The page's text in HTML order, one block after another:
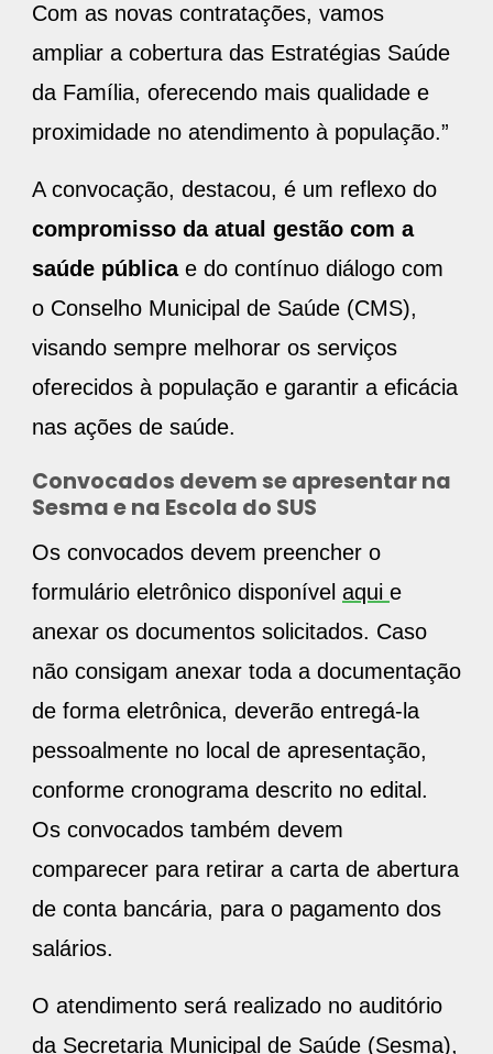
Com as novas contratações, vamos
ampliar a cobertura das Estratégias Saúde
da Família, oferecendo mais qualidade e
proximidade no atendimento à população.”
A convocação, destacou, é um reflexo do
compromisso da atual gestão com a
saúde públicae do contínuo diálogo com
o Conselho Municipal de Saúde (CMS),
visando sempre melhorar os serviços
oferecidos à população e garantir a eficácia
nas ações de saúde.
Convocados devem se apresentar na
Sesma e na Escola do SUS
Os convocados devem preencher o
formulário eletrônico disponível aqui e
anexar os documentos solicitados. Caso
não consigam anexar toda a documentação
de forma eletrônica, deverão entregá-la
pessoalmente no local de apresentação,
conforme cronograma descrito no edital.
Os convocados também devem
comparecer para retirar a carta de abertura
de conta bancária, para o pagamento dos
salários.
O atendimento será realizado no auditório
da Secretaria Municipal de Saúde (Sesma),